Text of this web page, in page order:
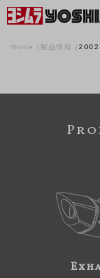
Home 製品情報 2002